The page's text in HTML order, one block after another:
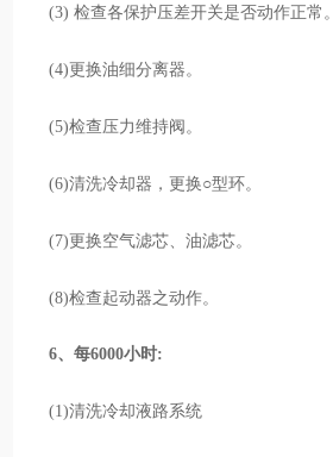
(3) 检查各保护压差开关是否动作正常。
(4)更换油细分离器。
(5)检查压力维持阀。
(6)清洗冷却器，更换○型环。
(7)更换空气滤芯、油滤芯。
(8)检查起动器之动作。
6、每6000小时:
(1)清洗冷却液路系统